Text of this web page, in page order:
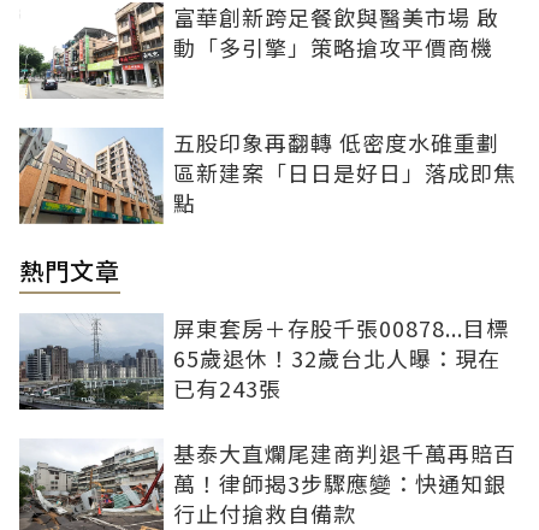
富華創新跨足餐飲與醫美市場 啟
動「多引擎」策略搶攻平價商機
五股印象再翻轉 低密度水碓重劃
區新建案「日日是好日」落成即焦
點
熱門文章
屏東套房＋存股千張00878...目標
65歲退休！32歲台北人曝：現在
已有243張
基泰大直爛尾建商判退千萬再賠百
萬！律師揭3步驟應變：快通知銀
行止付搶救自備款